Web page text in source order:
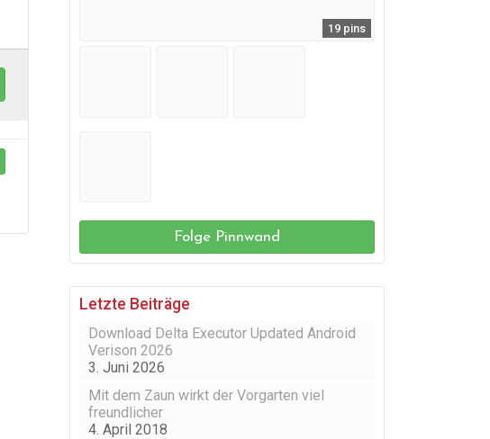
19 pins
Folge Pinnwand
Letzte Beiträge
Download Delta Executor Updated Android
Verison 2026
3. Juni 2026
Mit dem Zaun wirkt der Vorgarten viel
freundlicher
4. April 2018